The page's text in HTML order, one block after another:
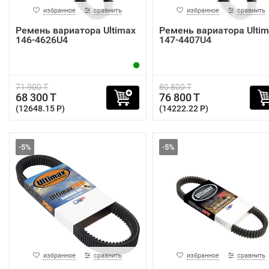
избранное сравнить
Ремень вариатора Ultimax
146-4626U4
71 900 T
68 300 T
(12648.15 P)
избранное сравнить
Ремень вариатора
147-4407U4
80 800 T
76 800 T
(14222.22 P)
-5%
избранное сравнить
-5%
избранное сравнить